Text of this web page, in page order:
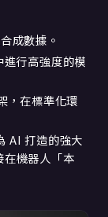
成數據。
行高強度的模
，在標準化環
AI 打造的強大
機器人「本